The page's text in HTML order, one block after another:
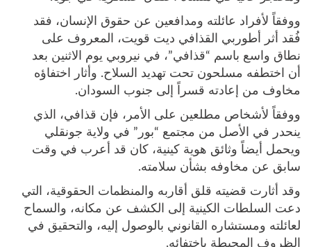
ووفقاً لأفراد عائلته ومدافعين عن حقوق الإنسان، فقد
فُقد أثر أطوربي القذافي ديت قويت، المعروف على
نطاق واسع باسم “قذافي”، في نيروبي يوم الاثنين بعد
أن اختطفه مسلحون تحت تهديد السلاح. وأثار اختفاؤه
مخاوف من إعادته قسراً إلى جنوب السودان.
ووفقاً لأشخاص مطلعين على الأمر، فإن قذافي، الذي
ينحدر في الأصل من مجتمع “بور” في ولاية جونقلي
ويحمل أيضاً وثائق هوية كينية، كان قد أعرب في وقت
سابق عن مخاوفه بشأن سلامته.
وقد أثارت قضيته قلق أقاربه والمنظمات الحقوقية، التي
دعت السلطات الكينية إلى الكشف عن مكانه، والسماح
لعائلته ومستشاره القانوني بالوصول إليه، والتحقيق في
الظروف المحيطة باختفائه.